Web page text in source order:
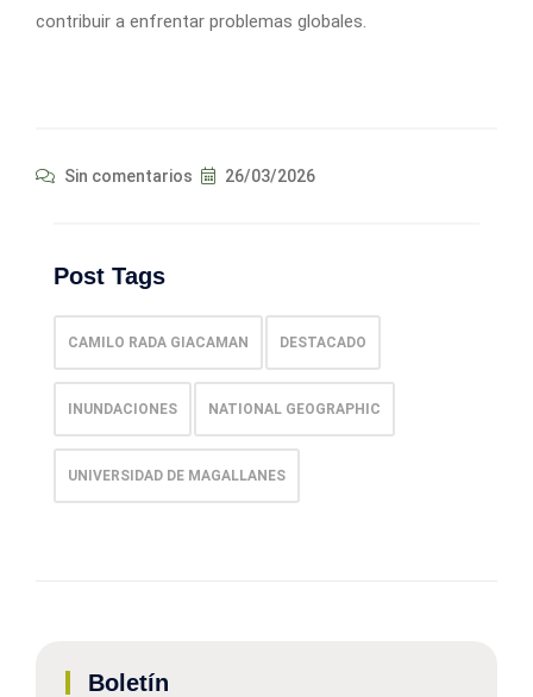
contribuir a enfrentar problemas globales.
Sin comentarios 26/03/2026
Post Tags
CAMILO RADA GIACAMAN DESTACADO
INUNDACIONES NATIONAL GEOGRAPHIC
UNIVERSIDAD DE MAGALLANES
Boletín